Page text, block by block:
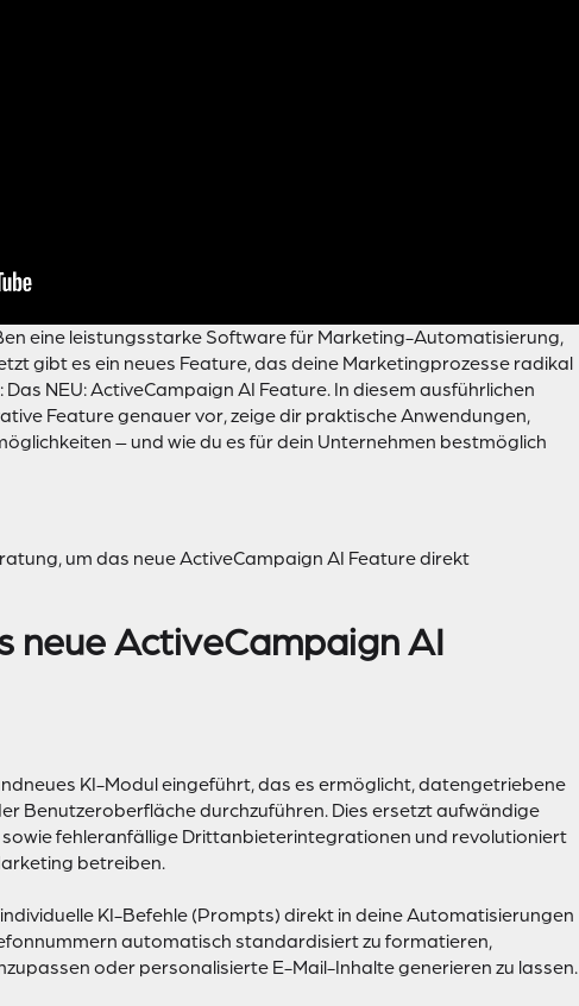
eine leistungsstarke Software für Marketing-Automatisierung,
gibt es ein neues Feature, das deine Marketingprozesse radikal
NEU: ActiveCampaign AI Feature. In diesem ausführlichen
Feature genauer vor, zeige dir praktische Anwendungen,
– und wie du es für dein Unternehmen bestmöglich
um das neue ActiveCampaign AI Feature direkt
neue ActiveCampaign AI
KI-Modul eingeführt, das es ermöglicht, datengetriebene
Benutzeroberfläche durchzuführen. Dies ersetzt aufwändige
fehleranfällige Drittanbieterintegrationen und revolutioniert
betreiben.
KI-Befehle (Prompts) direkt in deine Automatisierungen
automatisch standardisiert zu formatieren,
oder personalisierte E-Mail-Inhalte generieren zu lassen.